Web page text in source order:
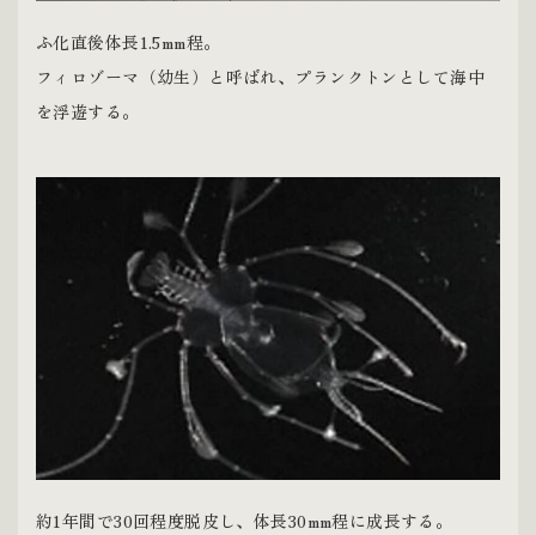
ふ化直後体長1.5mm程。
フィロゾーマ（幼生）と呼ばれ、プランクトンとして海中
を浮遊する。
約1年間で30回程度脱皮し、体長30mm程に成長する。